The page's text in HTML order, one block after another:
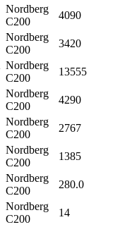
Nordberg
C200
4090
Nordberg
C200
3420
Nordberg
C200
13555
Nordberg
C200
4290
Nordberg
C200
2767
Nordberg
C200
1385
Nordberg
C200
280.0
Nordberg
C200
14